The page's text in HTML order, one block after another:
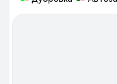
мастерской Авдея Тер-